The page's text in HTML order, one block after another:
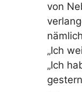
von
„Ich
„Ich